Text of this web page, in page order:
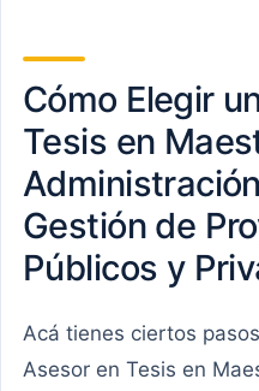
Cómo Elegir
Tesis en
Gestión de
Públicos y
Acá tienes ciertos
Asesor en Tesis en